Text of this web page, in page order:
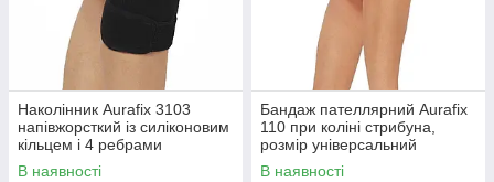
Наколінник Aurafix 3103
напівжорсткий із силіконовим
кільцем і 4 ребрами
жорсткості
В наявності
Бандаж пателлярний Aurafix
110 при коліні стрибуна,
розмір універсальний
В наявності